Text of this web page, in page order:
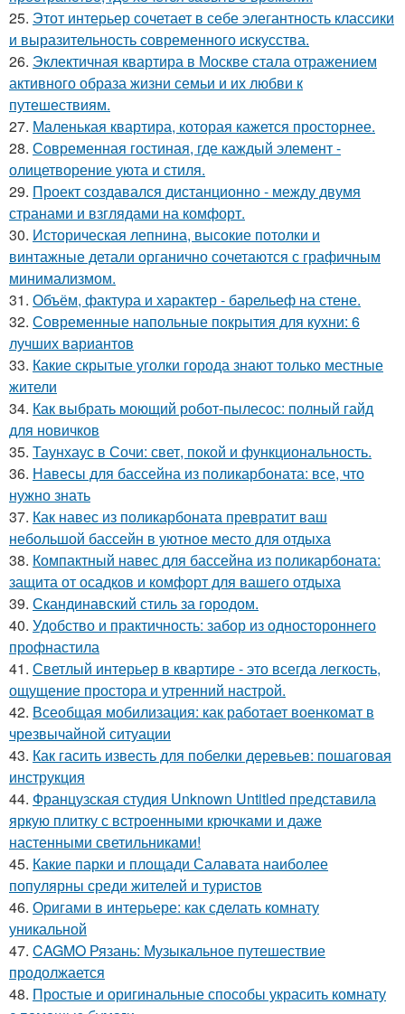
25. Этот интерьер сочетает в себе элегантность классики
и выразительность современного искусства.
26. Эклектичная квартира в Москве стала отражением
активного образа жизни семьи и их любви к
путешествиям.
27. Маленькая квартира, которая кажется просторнее.
28. Современная гостиная, где каждый элемент -
олицетворение уюта и стиля.
29. Проект создавался дистанционно - между двумя
странами и взглядами на комфорт.
30. Историческая лепнина, высокие потолки и
винтажные детали органично сочетаются с графичным
минимализмом.
31. Объём, фактура и характер - барельеф на стене.
32. Современные напольные покрытия для кухни: 6
лучших вариантов
33. Какие скрытые уголки города знают только местные
жители
34. Как выбрать моющий робот-пылесос: полный гайд
для новичков
35. Таунхаус в Сочи: свет, покой и функциональность.
36. Навесы для бассейна из поликарбоната: все, что
нужно знать
37. Как навес из поликарбоната превратит ваш
небольшой бассейн в уютное место для отдыха
38. Компактный навес для бассейна из поликарбоната:
защита от осадков и комфорт для вашего отдыха
39. Скандинавский стиль за городом.
40. Удобство и практичность: забор из одностороннего
профнастила
41. Светлый интерьер в квартире - это всегда легкость,
ощущение простора и утренний настрой.
42. Всеобщая мобилизация: как работает военкомат в
чрезвычайной ситуации
43. Как гасить известь для побелки деревьев: пошаговая
инструкция
44. Французская студия Unknown Untitled представила
яркую плитку с встроенными крючками и даже
настенными светильниками!
45. Какие парки и площади Салавата наиболее
популярны среди жителей и туристов
46. Оригами в интерьере: как сделать комнату
уникальной
47. CAGMO Рязань: Музыкальное путешествие
продолжается
48. Простые и оригинальные способы украсить комнату